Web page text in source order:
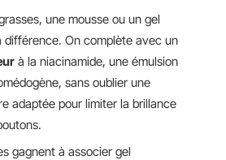
une mousse ou un gel
On complète avec un
à la niacinamide, une émulsion
sans oublier une
adaptée pour limiter la brillance
gagnent à associer gel